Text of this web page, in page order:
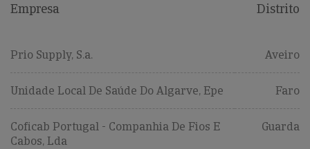
Empresa Distrito
Prio Supply, S.a. Aveiro
Unidade Local De Saúde Do Algarve, Epe Faro
Coficab Portugal - Companhia De Fios E
Cabos, Lda
Guarda